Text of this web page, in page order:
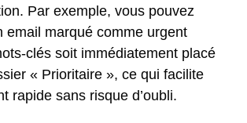
Par exemple, vous pouvez
email marqué comme urgent
clés soit immédiatement placé
« Prioritaire », ce qui facilite
rapide sans risque d’oubli.